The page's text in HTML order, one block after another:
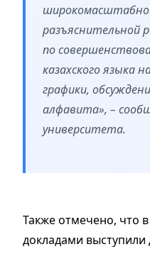
разъяснительной
по
казахского языка
графики,
алфавита», –
университета.
Также отмечено, что
докладами выступили